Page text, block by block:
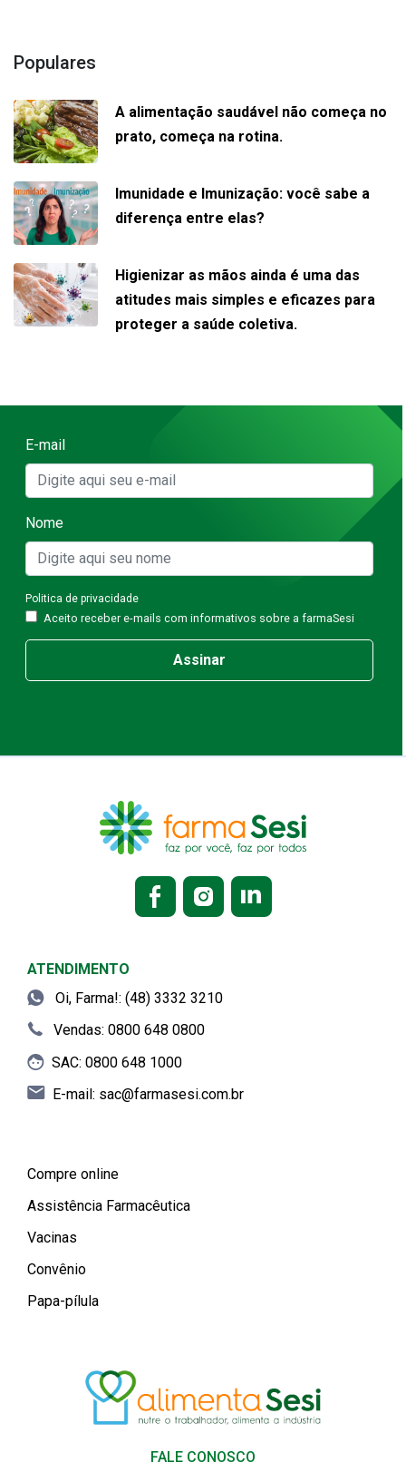
Populares
A alimentação saudável não começa no
prato, começa na rotina.
Imunidade e Imunização: você sabe a
diferença entre elas?
Higienizar as mãos ainda é uma das
atitudes mais simples e eficazes para
proteger a saúde coletiva.
E-mail
Nome
Politica de privacidade
Aceito receber e-mails com informativos sobre a farmaSesi
Assinar
ATENDIMENTO
Oi, Farma!: (48) 3332 3210
Vendas: 0800 648 0800
SAC: 0800 648 1000
E-mail: sac@farmasesi.com.br
Compre online
Assistência Farmacêutica
Vacinas
Convênio
Papa-pílula
FALE CONOSCO